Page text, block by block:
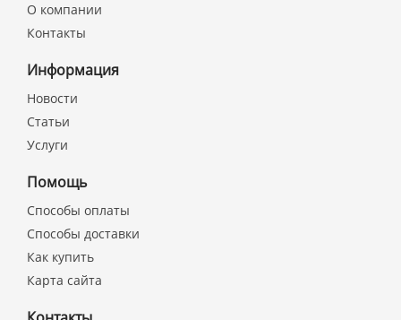
О компании
Контакты
Информация
Новости
Статьи
Услуги
Помощь
Способы оплаты
Способы доставки
Как купить
Карта сайта